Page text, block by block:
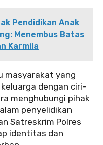
Pendidikan Anak
Menembus Batas
Karmila
masyarakat yang
dengan ciri-
menghubungi pihak
penyelidikan
Satreskrim Polres
identitas dan